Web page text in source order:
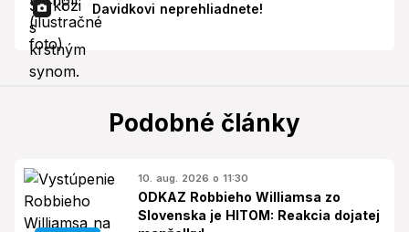
Davidkovi neprehliadnete!
Podobné články
10. aug. 2026 o 11:30
ODKAZ Robbieho Williamsa zo
Slovenska je HITOM: Reakcia dojatej